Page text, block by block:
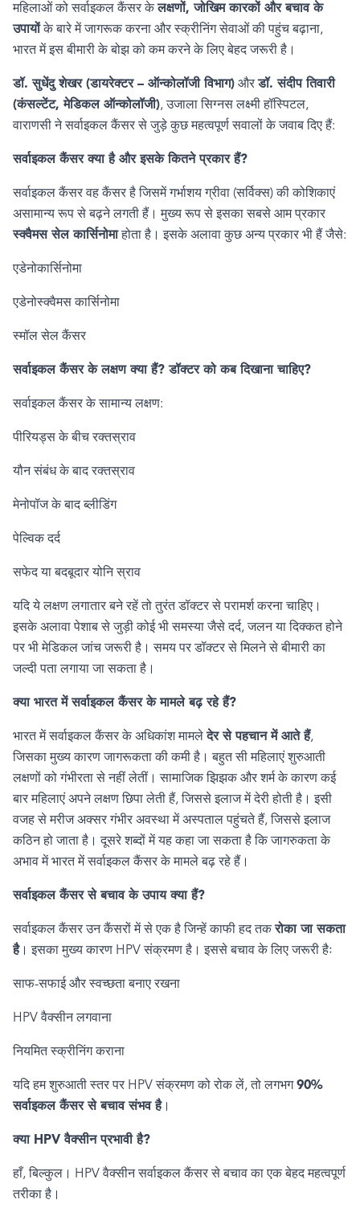
महिलाओं को सर्वाइकल कैंसर के लक्षणों,जोखिम कारकों और बचाव के
उपायों के बारे में जागरूक करना और स्क्रीनिंग सेवाओं की पहुंच बढ़ाना,
भारत में इस बीमारी के बोझ को कम करने के लिए बेहद जरूरी है।
डॉ. सुधेंदु शेखर (डायरेक्टर – ऑन्कोलॉजी विभाग) और डॉ. संदीप तिवारी
(कंसल्टेंट,मेडिकल ऑन्कोलॉजी),उजाला सिग्नस लक्ष्मी हॉस्पिटल,
वाराणसी ने सर्वाइकल कैंसर से जुड़े कुछ महत्वपूर्ण सवालों के जवाब दिए हैं:
सर्वाइकल कैंसर क्या है और इसके कितने प्रकार हैं?
सर्वाइकल कैंसर वह कैंसर है जिसमें गर्भाशय ग्रीवा (सर्विक्स) की कोशिकाएं
असामान्य रूप से बढ़ने लगती हैं। मुख्य रूप से इसका सबसे आम प्रकार
स्क्वैमस सेल कार्सिनोमा होता है। इसके अलावा कुछ अन्य प्रकार भी हैं जैसे:
एडेनोकार्सिनोमा
एडेनोस्क्वैमस कार्सिनोमा
स्मॉल सेल कैंसर
सर्वाइकल कैंसर के लक्षण क्या हैं?डॉक्टर को कब दिखाना चाहिए?
सर्वाइकल कैंसर के सामान्य लक्षण:
पीरियड्स के बीच रक्तस्राव
यौन संबंध के बाद रक्तस्राव
मेनोपॉज के बाद ब्लीडिंग
पेल्विक दर्द
सफेद या बदबूदार योनि स्राव
यदि ये लक्षण लगातार बने रहें तो तुरंत डॉक्टर से परामर्श करना चाहिए।
इसके अलावा पेशाब से जुड़ी कोई भी समस्या जैसे दर्द,जलन या दिक्कत होने
पर भी मेडिकल जांच जरूरी है। समय पर डॉक्टर से मिलने से बीमारी का
जल्दी पता लगाया जा सकता है।
क्या भारत में सर्वाइकल कैंसर के मामले बढ़ रहे हैं?
भारत में सर्वाइकल कैंसर के अधिकांश मामले देर से पहचान में आते हैं,
जिसका मुख्य कारण जागरूकता की कमी है। बहुत सी महिलाएं शुरुआती
लक्षणों को गंभीरता से नहीं लेतीं। सामाजिक झिझक और शर्म के कारण कई
बार महिलाएं अपने लक्षण छिपा लेती हैं,जिससे इलाज में देरी होती है। इसी
वजह से मरीज अक्सर गंभीर अवस्था में अस्पताल पहुंचते हैं,जिससे इलाज
कठिन हो जाता है। दूसरे शब्दों में यह कहा जा सकता है कि जागरुकता के
अभाव में भारत में सर्वाइकल कैंसर के मामले बढ़ रहे हैं।
सर्वाइकल कैंसर से बचाव के उपाय क्या हैं?
सर्वाइकल कैंसर उन कैंसरों में से एक है जिन्हें काफी हद तक रोका जा सकता
है। इसका मुख्य कारण HPVसंक्रमण है। इससे बचाव के लिए जरूरी हैः
साफ-सफाई और स्वच्छता बनाए रखना
HPVवैक्सीन लगवाना
नियमित स्क्रीनिंग कराना
यदि हम शुरुआती स्तर पर HPVसंक्रमण को रोक लें,तो लगभग 90%
सर्वाइकल कैंसर से बचाव संभव है।
क्या HPVवैक्सीन प्रभावी है?
हाँ,बिल्कुल। HPVवैक्सीन सर्वाइकल कैंसर से बचाव का एक बेहद महत्वपूर्ण
तरीका है।